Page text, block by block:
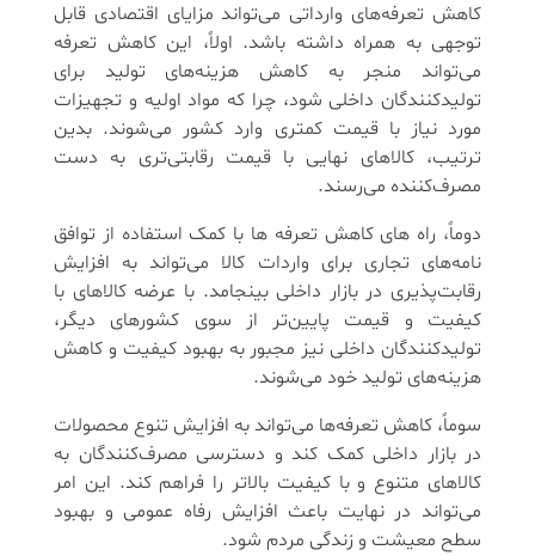
کاهش تعرفه‌های وارداتی می‌تواند مزایای اقتصادی قابل
توجهی به همراه داشته باشد. اولاً، این کاهش تعرفه
می‌تواند منجر به کاهش هزینه‌های تولید برای
تولیدکنندگان داخلی شود، چرا که مواد اولیه و تجهیزات
مورد نیاز با قیمت کمتری وارد کشور می‌شوند. بدین
ترتیب، کالاهای نهایی با قیمت رقابتی‌تری به دست
مصرف‌کننده می‌رسند.
دوماً، راه های کاهش تعرفه ها با کمک استفاده از توافق‌
نامه‌های تجاری برای واردات کالا می‌تواند به افزایش
رقابت‌پذیری در بازار داخلی بینجامد. با عرضه کالاهای با
کیفیت و قیمت پایین‌تر از سوی کشورهای دیگر،
تولیدکنندگان داخلی نیز مجبور به بهبود کیفیت و کاهش
هزینه‌های تولید خود می‌شوند.
سوماً، کاهش تعرفه‌ها می‌تواند به افزایش تنوع محصولات
در بازار داخلی کمک کند و دسترسی مصرف‌کنندگان به
کالاهای متنوع و با کیفیت بالاتر را فراهم کند. این امر
می‌تواند در نهایت باعث افزایش رفاه عمومی و بهبود
سطح معیشت و زندگی مردم شود.